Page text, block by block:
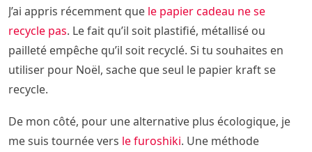
J’ai appris récemment que le papier cadeau ne se
recycle pas. Le fait qu’il soit plastifié, métallisé ou
pailleté empêche qu’il soit recyclé. Si tu souhaites en
utiliser pour Noël, sache que seul le papier kraft se
recycle.
De mon côté, pour une alternative plus écologique, je
me suis tournée vers le furoshiki. Une méthode